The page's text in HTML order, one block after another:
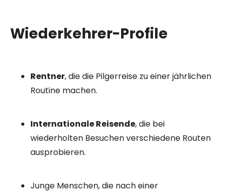
Wiederkehrer-Profile
Rentner, die die Pilgerreise zu einer jährlichen
Routine machen.
Internationale Reisende, die bei
wiederholten Besuchen verschiedene Routen
ausprobieren.
Junge Menschen, die nach einer